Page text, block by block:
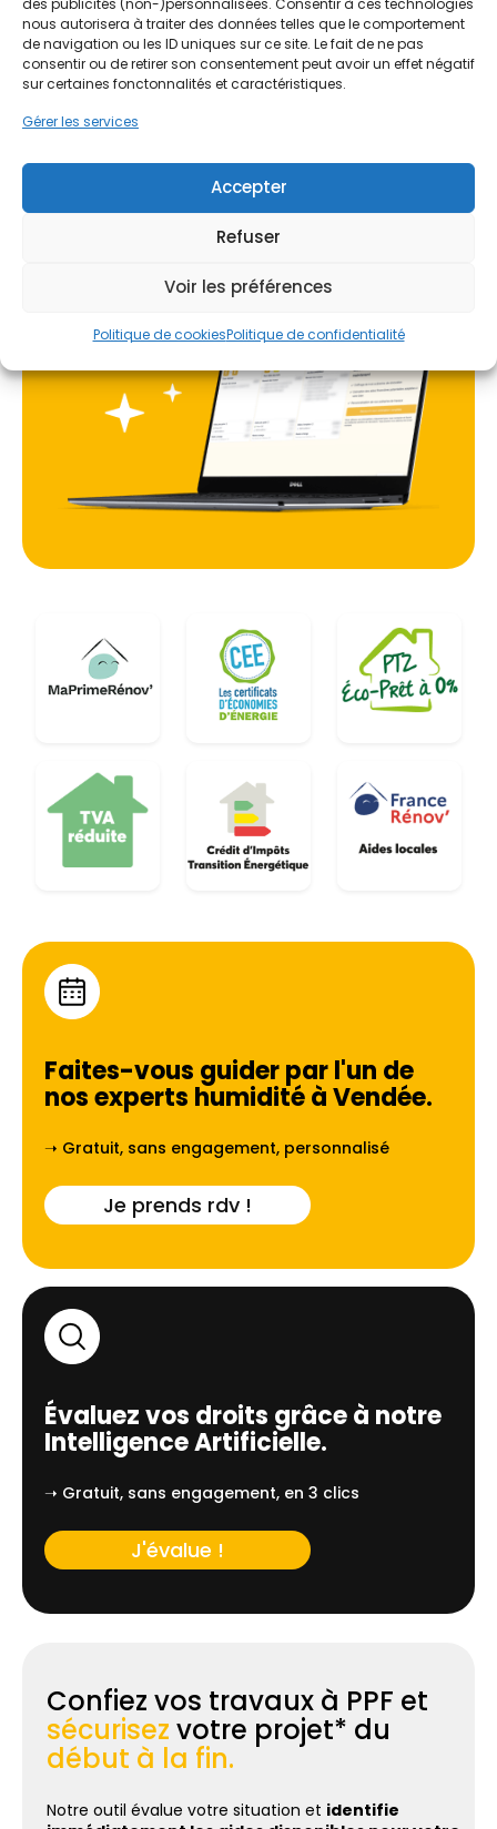
nous autorisera à traiter des données telles que le comportement
de navigation ou les ID uniques sur ce site. Le fait de ne pas
consentir ou de retirer son consentement peut avoir un effet négatif
sur certaines fonctonnalités et caractéristiques.
Gérer les services
Accepter
Refuser
Voir les préférences
Politique de cookiesPolitique de confidentialité
avec une isolation performante. Sans une
ventilationadaptée, l'humidité stagne, créant un
terrain propice aux pathologies du bâtiment. Que
vous résidiez en centre-ville de La Roche-sur-Yon
ou dans le bocage des Herbiers, l'installation d'un
naturelle. C'est la première ligne de défense
contre la dégradation prématurée des enduits et
salés sur le littoral ou à l'humidité terrestre dans
PPF comprend parfaitement ces spécificités
locales. L'expertise ne réside pas seulement dans
la pose d'un appareil, mais dans l'analyse du flux
d'air global de la maison. Dans un département
bordé par la Loire-Atlantique, le Maine-et-Loire, les
Deux-Sèvres et la Charente-Maritime, les micro-
climats peuvent varier. Une solution standardisée
ne suffit pas toujours. Il est impératif d'adapter le
débit d'extraction et les bouches d'insufflation en
Faites vite, les budgets
MaPrimeRénov' sont annuels et
limités. Les dossiers sont traités
Contactez-nous maintenant
pour maximiser vos aides !
Je prends rdv !
Faites-vous guider par l'un de
nos experts humidité àVendée.
➝ Gratuit, sans engagement, personnalisé
Je prends rdv !
Évaluez vos droits grâce à notre
Intelligence Artificielle.
➝ Gratuit, sans engagement, en 3 clics
J'évalue !
Confiez vos travaux à PPF et
sécurisez votre projet* du
début à la fin.
Notre outil évalue votre situation et identifie